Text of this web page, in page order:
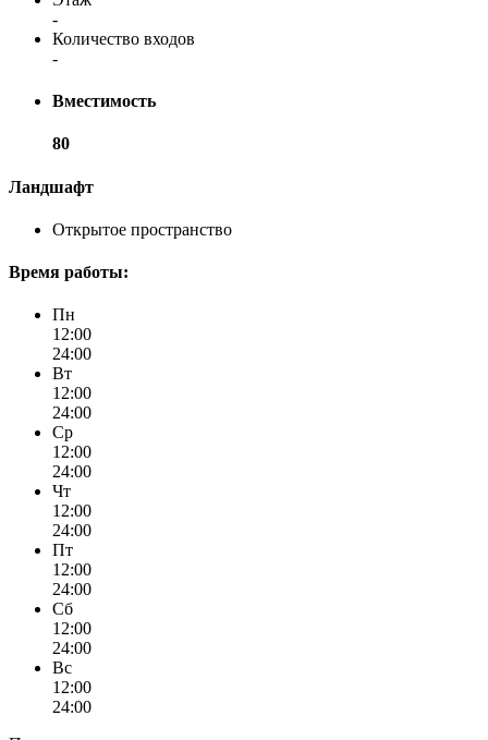
-
Количество входов
-
Вместимость
80
Ландшафт
Открытое пространство
Время работы:
Пн
12:00
24:00
Вт
12:00
24:00
Ср
12:00
24:00
Чт
12:00
24:00
Пт
12:00
24:00
Сб
12:00
24:00
Вс
12:00
24:00